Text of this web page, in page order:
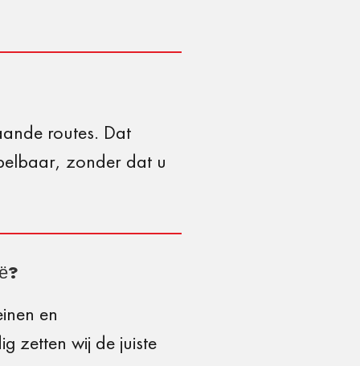
routes. Dat
zonder dat u
en
zetten wij de juiste